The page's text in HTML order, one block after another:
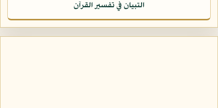
التبيان في تفسير القرآن